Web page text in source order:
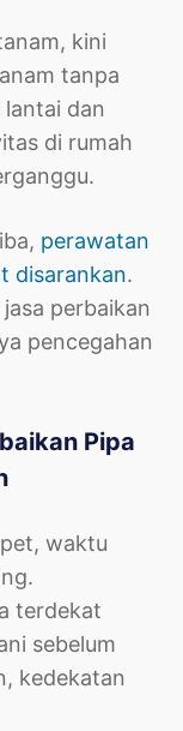
kini
tanpa
dan
di rumah
perawatan
disarankan.
perbaikan
pencegahan
Pipa
waktu
terdekat
sebelum
kedekatan